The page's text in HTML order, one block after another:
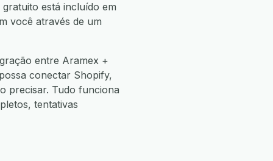
está incluído em
você através de um
entre Aramex +
conectar Shopify,
precisar. Tudo funciona
tentativas